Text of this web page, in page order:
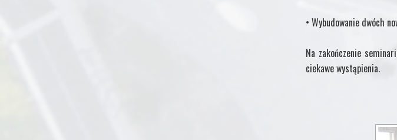
• Wybudowanie dwóch
Na zakończenie
ciekawe wystąpienia.